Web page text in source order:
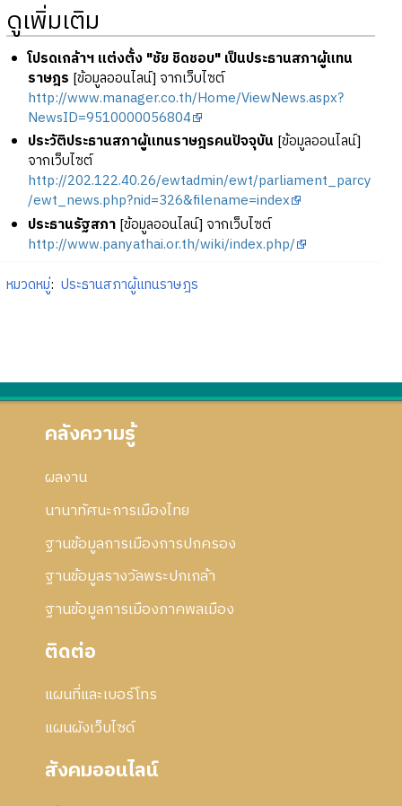
ดูเพิ่มเติม
โปรดเกล้าฯ แต่งตั้ง "ชัย ชิดชอบ" เป็นประธานสภาผู้แทน
ราษฎร [ข้อมูลออนไลน์] จากเว็บไซต์
http://www.manager.co.th/Home/ViewNews.aspx?
NewsID=9510000056804
ประวัติประธานสภาผู้แทนราษฎรคนปัจจุบัน [ข้อมูลออนไลน์]
จากเว็บไซต์
http://202.122.40.26/ewtadmin/ewt/parliament_parcy
/ewt_news.php?nid=326&filename=index
ประธานรัฐสภา [ข้อมูลออนไลน์] จากเว็บไซต์
http://www.panyathai.or.th/wiki/index.php/
หมวดหมู่: ประธานสภาผู้แทนราษฎร
คลังความรู้
ผลงาน
นานาทัศนะการเมืองไทย
ฐานข้อมูลการเมืองการปกครอง
ฐานข้อมูลรางวัลพระปกเกล้า
ฐานข้อมูลการเมืองภาคพลเมือง
ติดต่อ
แผนที่และเบอร์โทร
แผนผังเว็บไซด์
สังคมออนไลน์